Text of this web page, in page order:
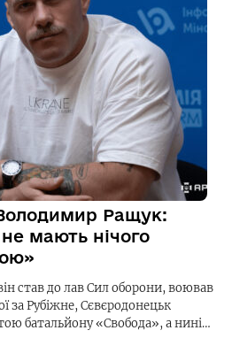
Ращук:
мають нічого
став до лав Сил оборони, воював
за Рубіжне, Сєвєродонецьк
батальйону «Свобода», а нині…